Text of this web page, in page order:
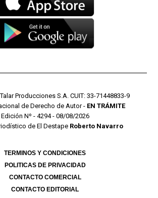
Producciones S.A. CUIT: 33-71448833-9
de Derecho de Autor - EN TRÁMITE
Edición Nº - 4294 - 08/08/2026
de El Destape Roberto Navarro
TERMINOS Y CONDICIONES
POLITICAS DE PRIVACIDAD
CONTACTO COMERCIAL
CONTACTO EDITORIAL